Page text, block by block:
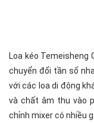
Loa kéo Temeisheng
chuyển đổi tần số
với các loa di động
và chất âm thu vào
chỉnh mixer có nhiều